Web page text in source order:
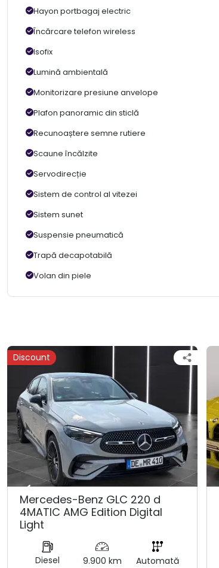
Hayon portbagaj electric
Încărcare telefon wireless
Isofix
Lumină ambientală
Monitorizare presiune anvelope
Plafon panoramic din sticlă
Recunoaștere semne rutiere
Scaune încălzite
Servodirecție
Sistem de control al vitezei
Sistem sunet
Suspensie pneumatică
Trapă decapotabilă
Volan din piele
Discount
Mercedes-Benz GLC 220 d
4MATIC AMG Edition Digital
Light
Diesel 9.900 km Automată